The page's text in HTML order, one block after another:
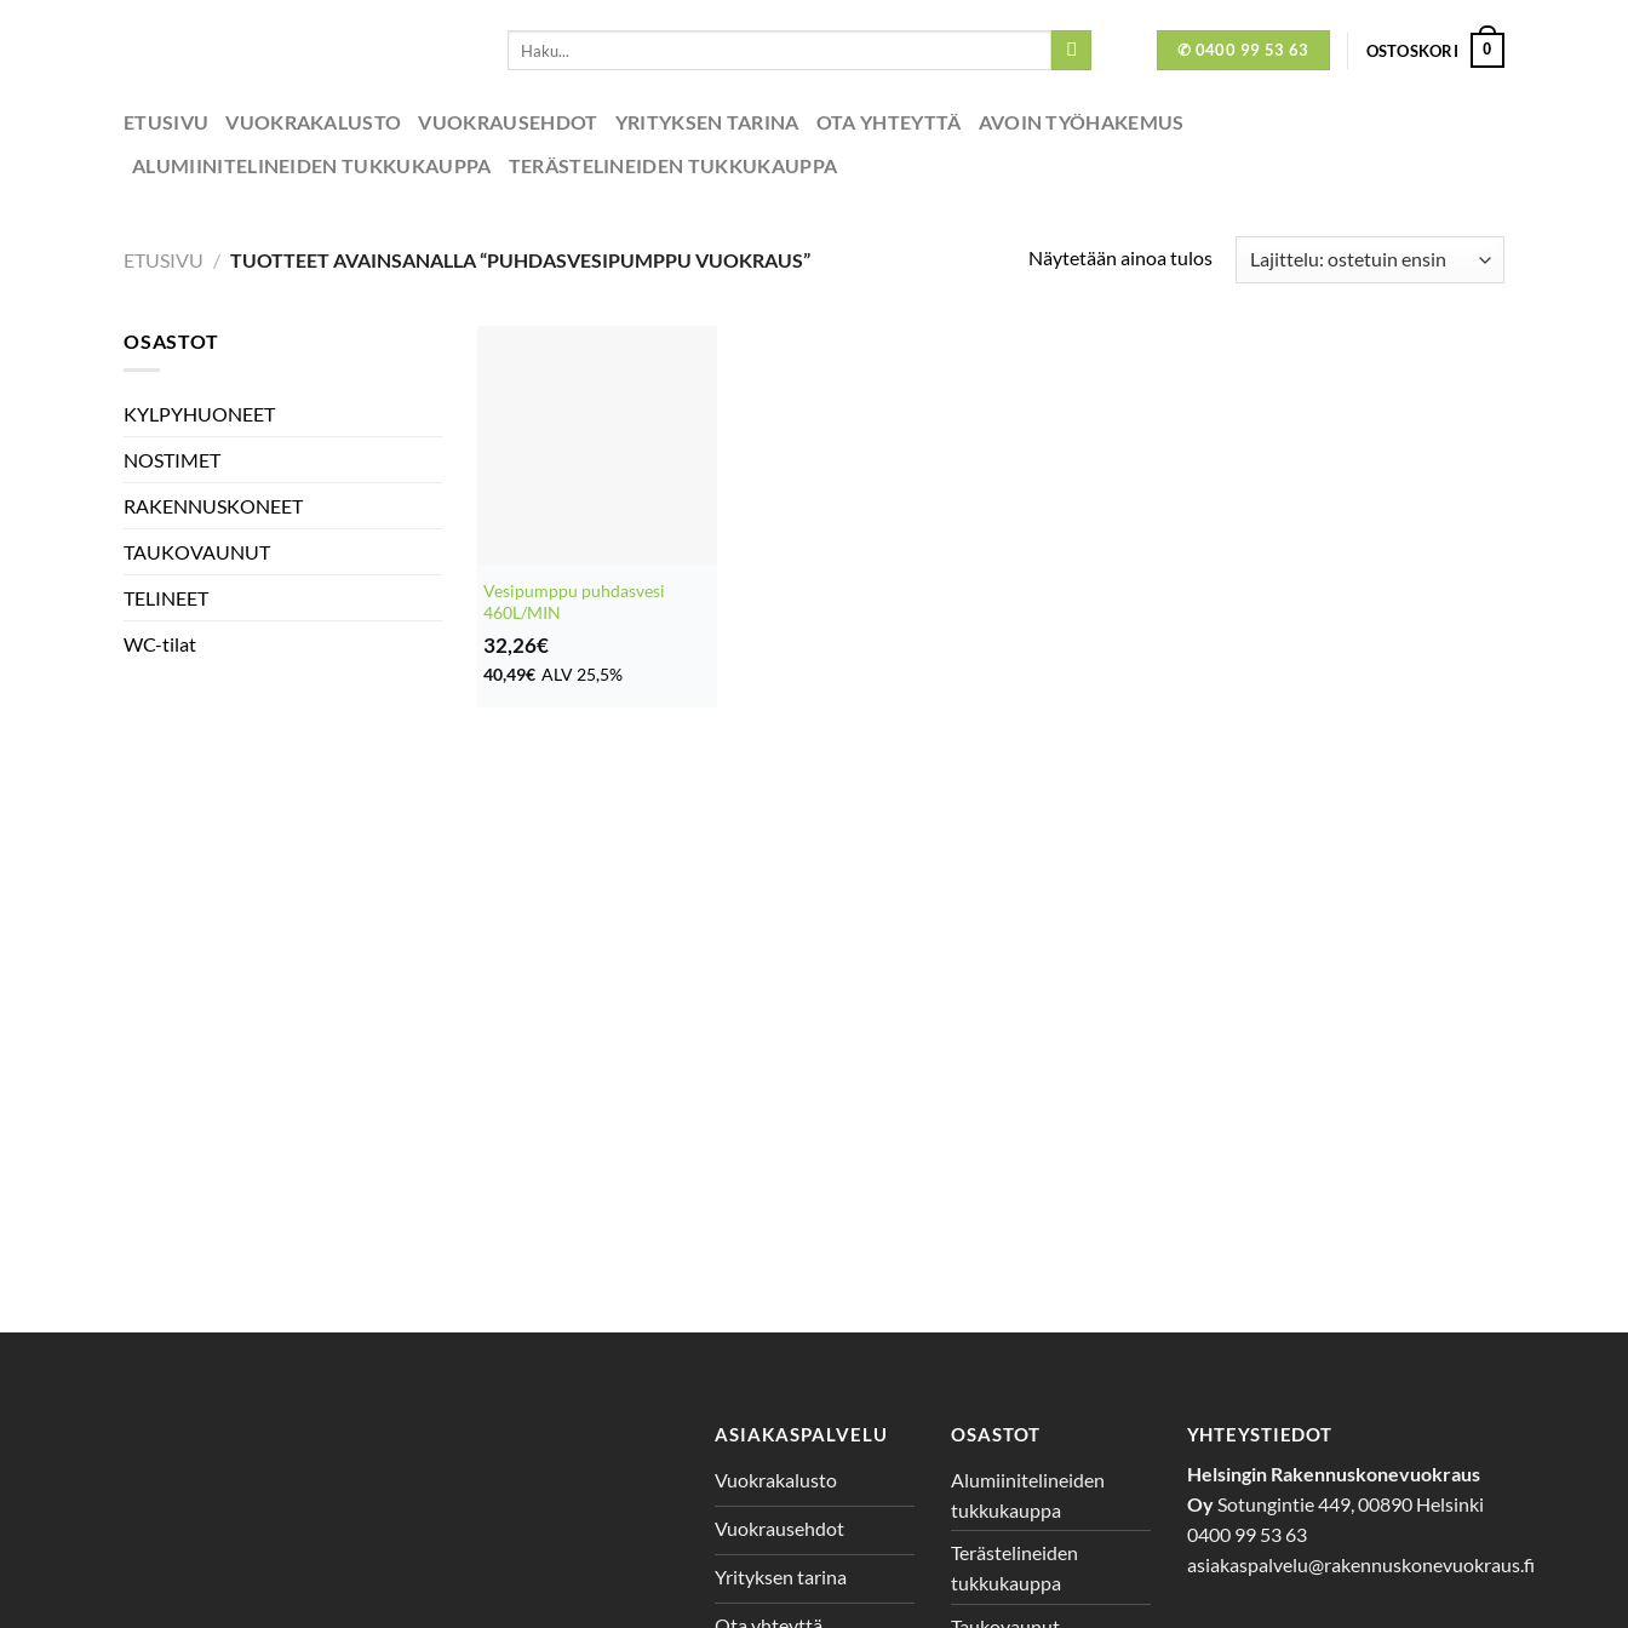
✆ 0400 99 53 63 OSTOSKORI 0
ETUSIVU VUOKRAKALUSTO VUOKRAUSEHDOT YRITYKSEN TARINA OTA YHTEYTTÄ
AVOIN TYÖHAKEMUS
ALUMIINITELINEIDEN TUKKUKAUPPA
TERÄSTELINEIDEN TUKKUKAUPPA
ETUSIVU / TUOTTEET AVAINSANALLA “PUHDASVESIPUMPPU VUOKRAUS” Näytetään ainoa tulos
OSASTOT
KYLPYHUONEET
NOSTIMET
RAKENNUSKONEET
TAUKOVAUNUT
TELINEET
WC-tilat
Vesipumppu puhdasvesi
460L/MIN
32,26€
40,49€ ALV 25,5%
ASIAKASPALVELU
Vuokrakalusto
Vuokrausehdot
Yrityksen tarina
OSASTOT
Alumiinitelineiden
tukkukauppa
Terästelineiden
tukkukauppa
YHTEYSTIEDOT
Helsingin Rakennuskonevuokraus
Oy Sotungintie 449, 00890 Helsinki
0400 99 53 63
asiakaspalvelu@rakennuskonevuokraus.fi